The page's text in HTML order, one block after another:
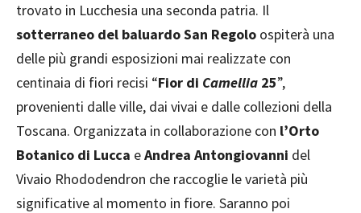
trovato in Lucchesia una seconda patria. Il
sotterraneo del baluardo San Regolo ospiterà una
delle più grandi esposizioni mai realizzate con
centinaia di fiori recisi “Fior di Camellia 25”,
provenienti dalle ville, dai vivai e dalle collezioni della
Toscana. Organizzata in collaborazione con l’Orto
Botanico di Lucca eAndrea Antongiovanni del
Vivaio Rhododendron che raccoglie le varietà più
significative al momento in fiore. Saranno poi